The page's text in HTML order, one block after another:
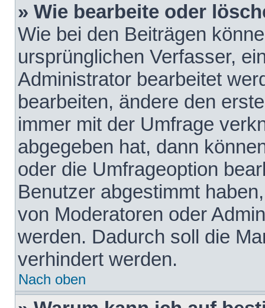
» Wie bearbeite oder
Wie bei den Beiträgen
ursprünglichen Verfasser,
Administrator bearbeitet
bearbeiten, ändere den
immer mit der Umfrage
abgegeben hat, dann
oder die Umfrageoption
Benutzer abgestimmt
von Moderatoren oder
werden. Dadurch soll die
verhindert werden.
Nach oben